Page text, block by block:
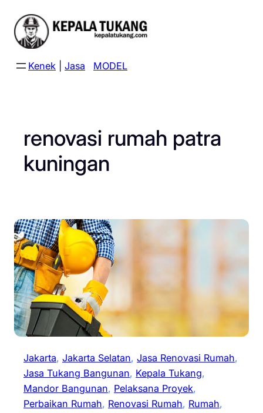
content
Kenek Jasa MODEL
renovasi rumah patra
kuningan
Jakarta, Jakarta Selatan, Jasa Renovasi Rumah
Jasa Tukang Bangunan, Kepala Tukang
Mandor Bangunan, Pelaksana Proyek
Perbaikan Rumah, Renovasi Rumah, Rumah